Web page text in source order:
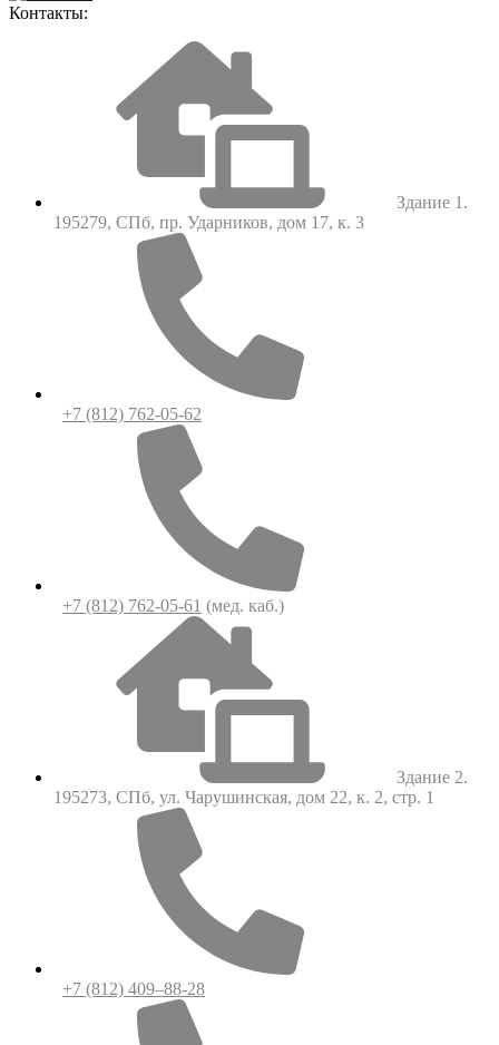
Контакты:
Здание 1.
195279, СПб, пр. Ударников, дом 17, к. 3
+7 (812) 762-05-62
+7 (812) 762-05-61 (мед. каб.)
Здание 2.
195273, СПб, ул. Чарушинская, дом 22, к. 2, стр. 1
+7 (812) 409–88-28